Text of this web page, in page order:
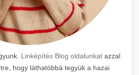
Linképítés Blog oldalunkat azzal
hogy láthatóbbá tegyük a hazai